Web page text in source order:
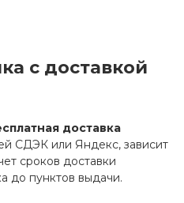
с доставкой
доставка
СДЭК или Яндекс, зависит
сроков доставки
до пунктов выдачи.